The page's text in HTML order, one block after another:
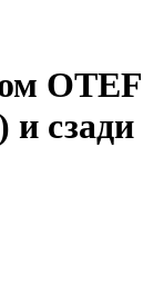
OTEF
и сзади